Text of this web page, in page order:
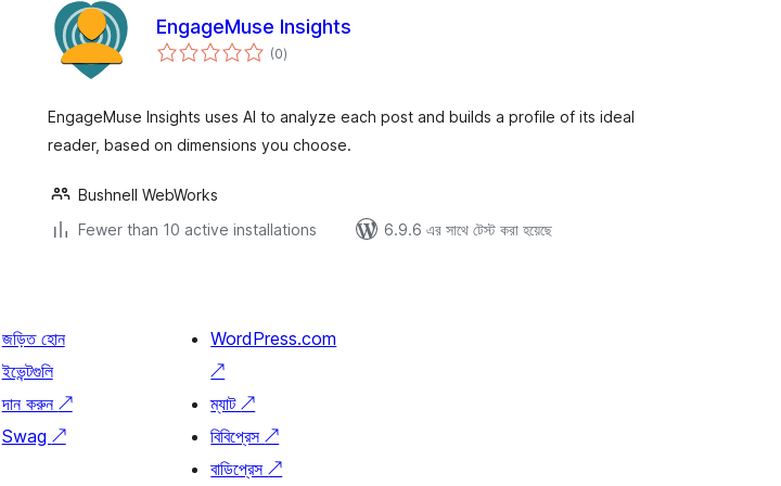
EngageMuse Insights
(0total
ratings
)
EngageMuse Insights uses AI to analyze each post and builds a profile of its ideal
reader, based on dimensions you choose.
Bushnell WebWorks
Fewer than 10 active installations
6.9.6 এর সাথে টেস্ট করা হয়েছে
জড়িত হোন
ইভেন্টগুলি
দান করুন ↗
Swag ↗
WordPress.com
↗
ম্যাট↗
বিবিপ্রেস↗
বাডিপ্রেস↗